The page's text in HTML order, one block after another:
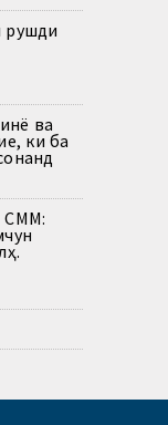
рушди
ва
ки ба
СММ: